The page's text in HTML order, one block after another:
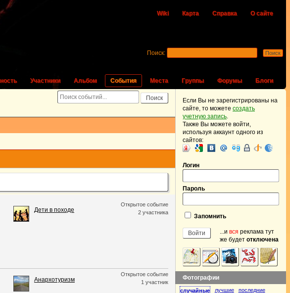
Wiki Карта Справка О сайте
Участники Альбом События Места Группы Форумы Блоги
Поиск:
Дети в походе
Открытое событие
2 участника
Анархотуризм
Открытое событие
1 участник
Если Вы не зарегистрированы на
сайте, то можете создать
учетную запись.
Также Вы можете войти,
используя аккаунт одного из
сайтов:
Логин
Пароль
Запомнить
...и вся реклама тут
же будет отключена
Фотографии
случайные лучшие последние